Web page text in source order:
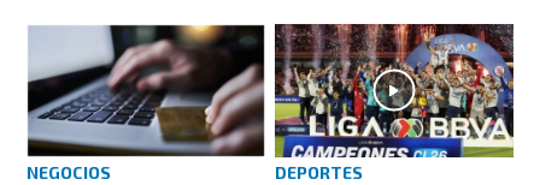
NEGOCIOS
DEPORTES